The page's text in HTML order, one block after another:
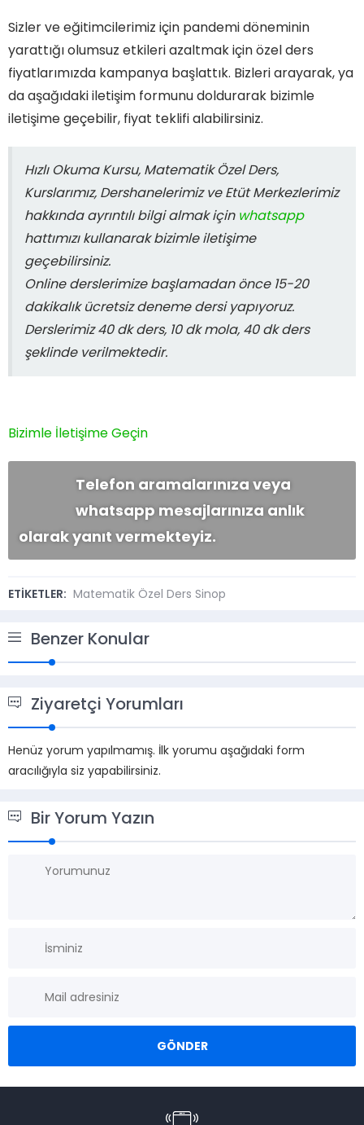
bazı
vakit
Sizler ve eğitimcilerimiz için pandemi döneminin
yarattığı olumsuz etkileri azaltmak için özel ders
fiyatlarımızda kampanya başlattık. Bizleri arayarak, ya
da aşağıdaki iletişim formunu doldurarak bizimle
iletişime geçebilir, fiyat teklifi alabilirsiniz.
Hızlı Okuma Kursu, Matematik Özel Ders,
Kurslarımız, Dershanelerimiz ve Etüt Merkezlerimiz
hakkında ayrıntılı bilgi almak için whatsapp
hattımızı kullanarak bizimle iletişime
geçebilirsiniz.
Online derslerimize başlamadan önce 15-20
dakikalık ücretsiz deneme dersi yapıyoruz.
Derslerimiz 40 dk ders, 10 dk mola, 40 dk ders
şeklinde verilmektedir.
Bizimle İletişime Geçin
Telefon aramalarınıza veya
whatsapp mesajlarınıza anlık
olarak yanıt vermekteyiz.
ETİKETLER: Matematik Özel Ders Sinop
Benzer Konular
Ziyaretçi Yorumları
Henüz yorum yapılmamış. İlk yorumu aşağıdaki form
aracılığıyla siz yapabilirsiniz.
Bir Yorum Yazın